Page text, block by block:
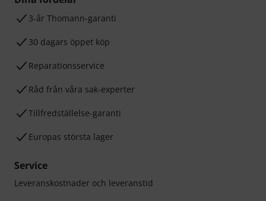
3-år Thomann-garanti
30 dagars öppet köp
Reparationsservice
Råd från våra sak-experter
Tillfredställelse-garanti
Europas största lager
Service
Leveranskostnader och leveranstid